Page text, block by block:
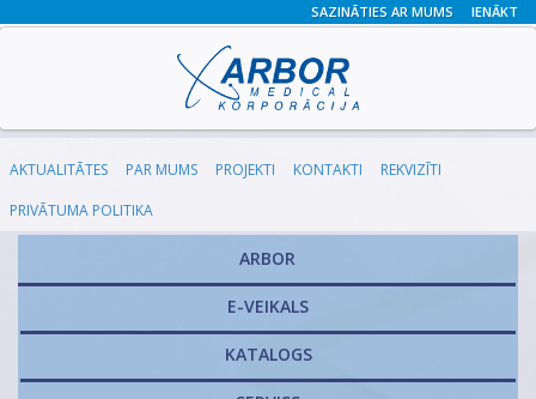
IENĀKT
SAZINĀTIES AR MUMS
AKTUALITĀTES PAR MUMS PROJEKTI KONTAKTI
REKVIZĪTI
PRIVĀTUMA POLITIKA
ARBOR
E-VEIKALS
KATALOGS